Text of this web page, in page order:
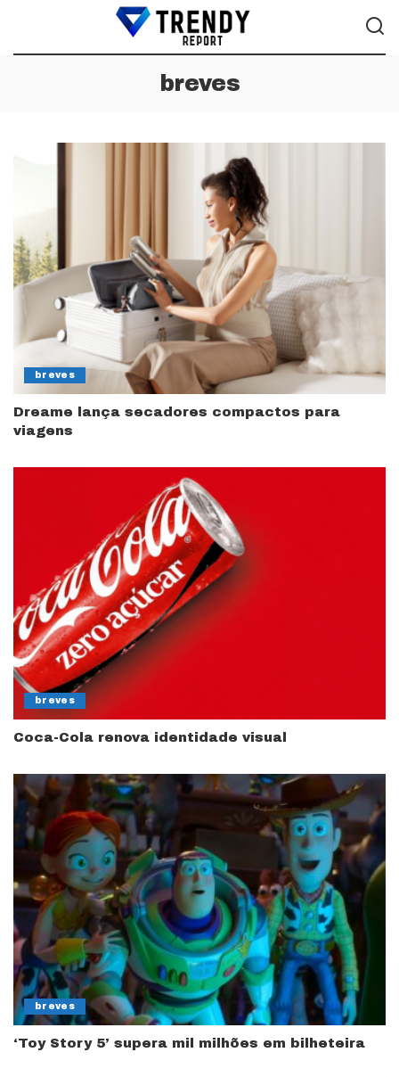
breves
breves
Dreame lança secadores compactos para
viagens
breves
Coca-Cola renova identidade visual
breves
‘Toy Story 5’ supera mil milhões em bilheteira